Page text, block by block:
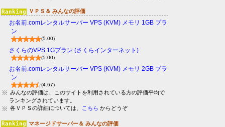
ＶＰＳ＆ みんなの評価
お名前.comレンタルサーバー VPS (KVM) メモリ 1GB プラ
ン
(5.00)
さくらのVPS 1Gプラン (さくらインターネット)
(5.00)
お名前.comレンタルサーバー VPS (KVM) メモリ 2GB プラ
ン
(4.67)
みんなの評価は、このサイトを利用されている方の評価平均で
ランキングされています。
各ＶＰＳの詳細については、 こちら からどうぞ
マネージドサーバー＆ みんなの評価